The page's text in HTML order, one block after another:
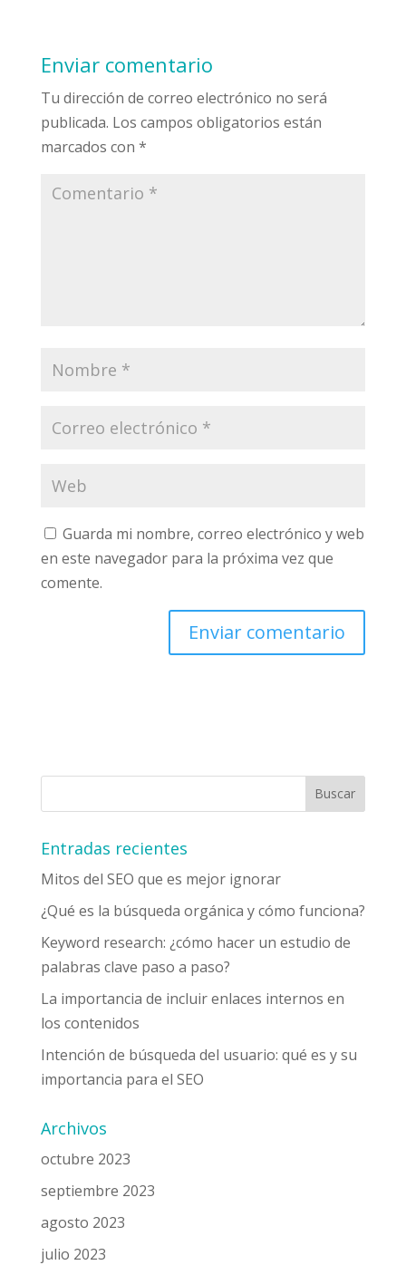
Enviar comentario
Tu dirección de correo electrónico no será
publicada. Los campos obligatorios están
marcados con *
Guarda mi nombre, correo electrónico y web
en este navegador para la próxima vez que
comente.
Entradas recientes
Mitos del SEO que es mejor ignorar
¿Qué es la búsqueda orgánica y cómo funciona?
Keyword research: ¿cómo hacer un estudio de
palabras clave paso a paso?
La importancia de incluir enlaces internos en
los contenidos
Intención de búsqueda del usuario: qué es y su
importancia para el SEO
Archivos
octubre 2023
septiembre 2023
agosto 2023
julio 2023